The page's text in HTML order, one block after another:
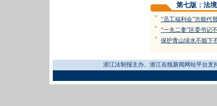
第七版：法境
= “员工福利会”岂能代
= “一夫二妻”区委书记
= 保护青山绿水不能下
浙江法制报主办、浙江在线新闻网站平台